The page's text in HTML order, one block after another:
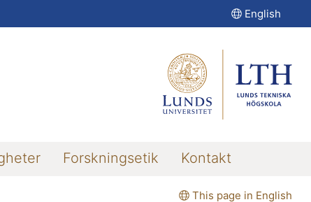
English
Forskningsetik Kontakt
This page in English